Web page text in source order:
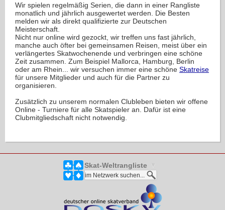
Wir spielen regelmäßig Serien, die dann in einer Rangliste
monatlich und jährlich ausgewertet werden. Die Besten
melden wir als direkt qualifizierte zur Deutschen
Meisterschaft.
Nicht nur online wird gezockt, wir treffen uns fast jährlich,
manche auch öfter bei gemeinsamen Reisen, meist über ein
verlängertes Skatwochenende und verbringen eine schöne
Zeit zusammen. Zum Beispiel Mallorca, Hamburg, Berlin
oder am Rhein... wir versuchen immer eine schöne Skatreise
für unsere Mitglieder und auch für die Partner zu
organisieren.
Zusätzlich zu unserem normalen Clubleben bieten wir offene
Online - Turniere für alle Skatspieler an. Dafür ist eine
Clubmitgliedschaft nicht notwendig.
Skat-Weltrangliste